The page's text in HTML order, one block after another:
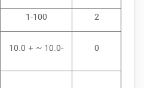
1-100 2
-10.0 ~ + 10.0 0